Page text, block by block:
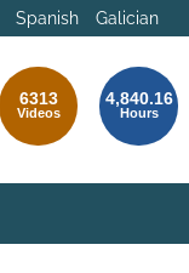
Spanish Galician
6313
Videos
4,840.16
Hours